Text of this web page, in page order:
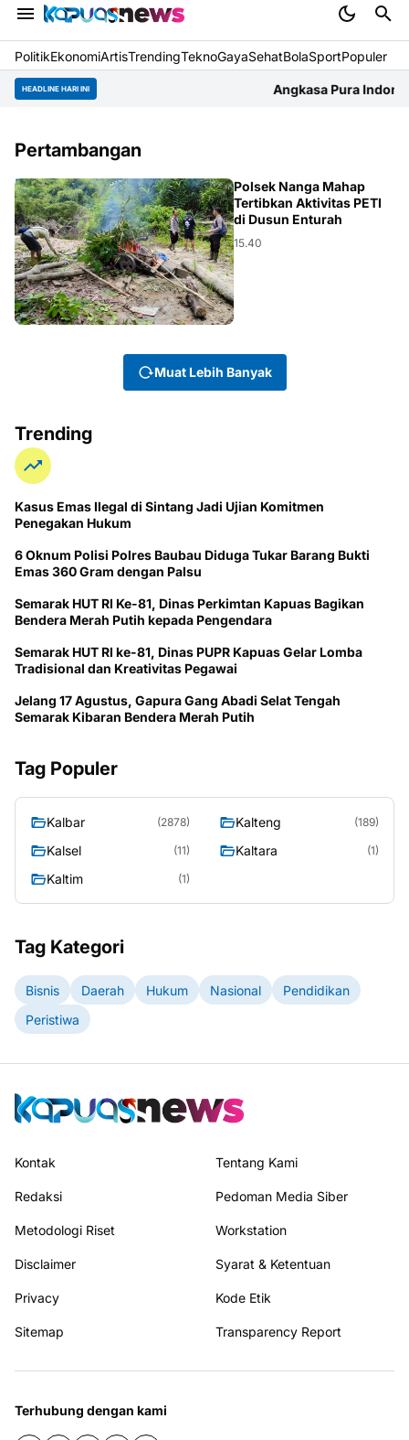
PolitikEkonomiArtisTrendingTeknoGayaSehatBolaSportPopuler
HEADLINE HARI INI Angkasa Pura Indonesia Bandara
Pertambangan
HUKUM
Polsek Nanga Mahap
Tertibkan Aktivitas PETI
di Dusun Enturah
15.40
Muat Lebih Banyak
Trending
Kasus Emas Ilegal di Sintang Jadi Ujian Komitmen
Penegakan Hukum
6 Oknum Polisi Polres Baubau Diduga Tukar Barang Bukti
Emas 360 Gram dengan Palsu
Semarak HUT RI Ke-81, Dinas Perkimtan Kapuas Bagikan
Bendera Merah Putih kepada Pengendara
Semarak HUT RI ke-81, Dinas PUPR Kapuas Gelar Lomba
Tradisional dan Kreativitas Pegawai
Jelang 17 Agustus, Gapura Gang Abadi Selat Tengah
Semarak Kibaran Bendera Merah Putih
Tag Populer
Kalbar (2878) Kalteng (189)
Kalsel (11) Kaltara (1)
Kaltim (1)
Tag Kategori
Bisnis Daerah Hukum Nasional
Pendidikan
Peristiwa
Kontak Tentang Kami
Redaksi Pedoman Media Siber
Metodologi Riset Workstation
Disclaimer Syarat & Ketentuan
Privacy Kode Etik
Sitemap Transparency Report
Terhubung dengan kami